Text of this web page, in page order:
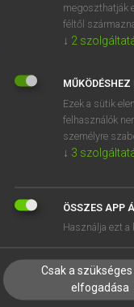
megoszthatják
féltől
↓ 2
MŰKÖDÉSHEZ
Ezek a sütik
felhasználók
személyre
↓ 3
ÖSSZES APP
Használja ezt
Csak a
elfogadása